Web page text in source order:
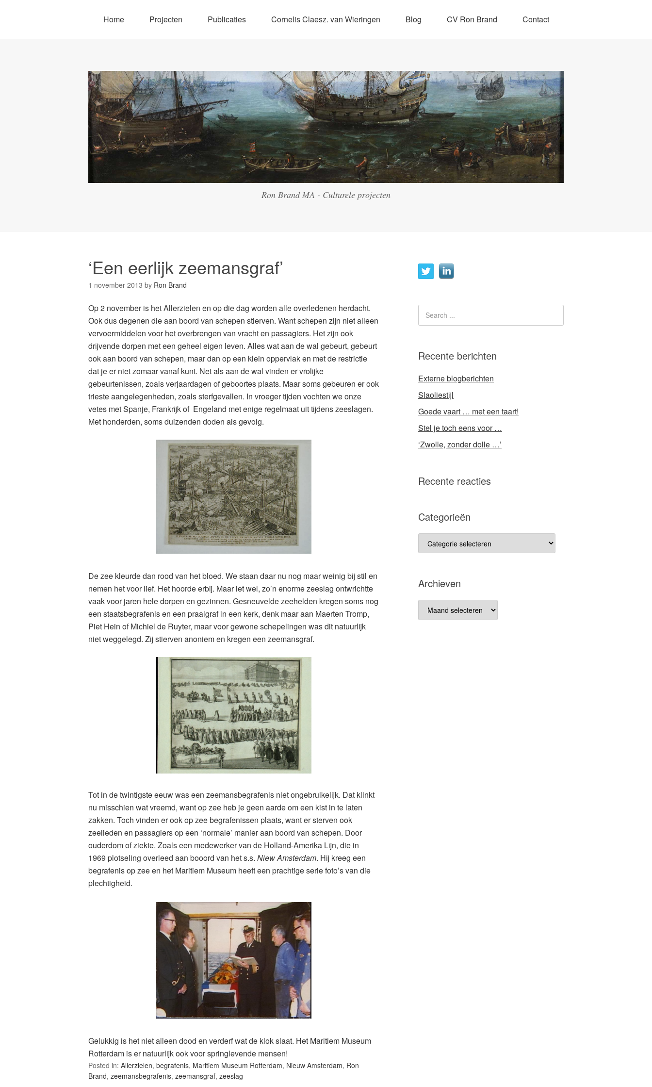
Home Projecten Publicaties Cornelis Claesz. van Wieringen Blog CV Ron Brand Contact
Ron Brand MA - Culturele projecten
‘Een eerlijk zeemansgraf’
1 november 2013 by Ron Brand
Op 2 november is het Allerzielen en op die dag worden alle overledenen herdacht.
Ook dus degenen die aan boord van schepen stierven. Want schepen zijn niet alleen
vervoermiddelen voor het overbrengen van vracht en passagiers. Het zijn ook
drijvende dorpen met een geheel eigen leven. Alles wat aan de wal gebeurt, gebeurt
ook aan boord van schepen, maar dan op een klein oppervlak en met de restrictie
dat je er niet zomaar vanaf kunt. Net als aan de wal vinden er vrolijke
gebeurtenissen, zoals verjaardagen of geboortes plaats. Maar soms gebeuren er ook
trieste aangelegenheden, zoals sterfgevallen. In vroeger tijden vochten we onze
vetes met Spanje, Frankrijk of Engeland met enige regelmaat uit tijdens zeeslagen.
Met honderden, soms duizenden doden als gevolg.
De zee kleurde dan rood van het bloed. We staan daar nu nog maar weinig bij stil en
nemen het voor lief. Het hoorde erbij. Maar let wel, zo’n enorme zeeslag ontwrichtte
vaak voor jaren hele dorpen en gezinnen. Gesneuvelde zeehelden kregen soms nog
een staatsbegrafenis en een praalgraf in een kerk, denk maar aan Maerten Tromp,
Piet Hein of Michiel de Ruyter, maar voor gewone schepelingen was dit natuurlijk
niet weggelegd. Zij stierven anoniem en kregen een zeemansgraf.
Tot in de twintigste eeuw was een zeemansbegrafenis niet ongebruikelijk. Dat klinkt
nu misschien wat vreemd, want op zee heb je geen aarde om een kist in te laten
zakken. Toch vinden er ook op zee begrafenissen plaats, want er sterven ook
zeelieden en passagiers op een ‘normale’ manier aan boord van schepen. Door
ouderdom of ziekte. Zoals een medewerker van de Holland-Amerika Lijn, die in
1969 plotseling overleed aan booord van het s.s. Niew Amsterdam. Hij kreeg een
begrafenis op zee en het Maritiem Museum heeft een prachtige serie foto’s van die
plechtigheid.
Gelukkig is het niet alleen dood en verderf wat de klok slaat. Het Maritiem Museum
Rotterdam is er natuurlijk ook voor springlevende mensen!
Posted in: Allerzielen, begrafenis, Maritiem Museum Rotterdam, Nieuw Amsterdam, Ron
Brand, zeemansbegrafenis, zeemansgraf, zeeslag
Recente berichten
Externe blogberichten
Slaoliestijl
Goede vaart … met een taart!
Stel je toch eens voor …
‘Zwolle, zonder dolle …’
Recente reacties
Categorieën
Categorieën
Archieven
Archieven